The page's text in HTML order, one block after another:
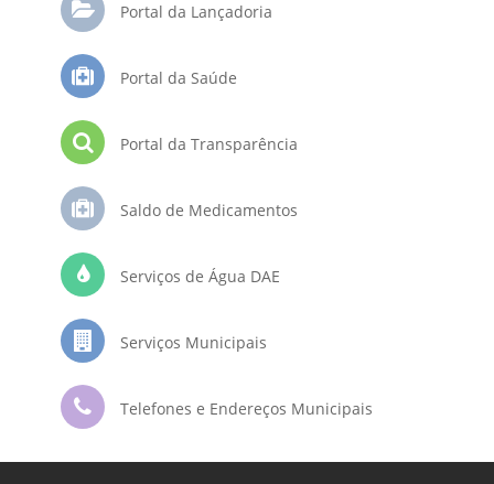
Portal da Lançadoria
Portal da Saúde
Portal da Transparência
Saldo de Medicamentos
Serviços de Água DAE
Serviços Municipais
Telefones e Endereços Municipais